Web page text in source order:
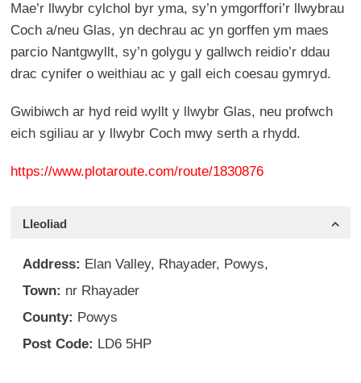
Mae’r llwybr cylchol byr yma, sy’n ymgorffori’r llwybrau
Coch a/neu Glas, yn dechrau ac yn gorffen ym maes
parcio Nantgwyllt, sy’n golygu y gallwch reidio’r ddau
drac cynifer o weithiau ac y gall eich coesau gymryd.
Gwibiwch ar hyd reid wyllt y llwybr Glas, neu profwch
eich sgiliau ar y llwybr Coch mwy serth a rhydd.
https://www.plotaroute.com/route/1830876
Lleoliad
Address: Elan Valley, Rhayader, Powys,
Town: nr Rhayader
County: Powys
Post Code: LD6 5HP